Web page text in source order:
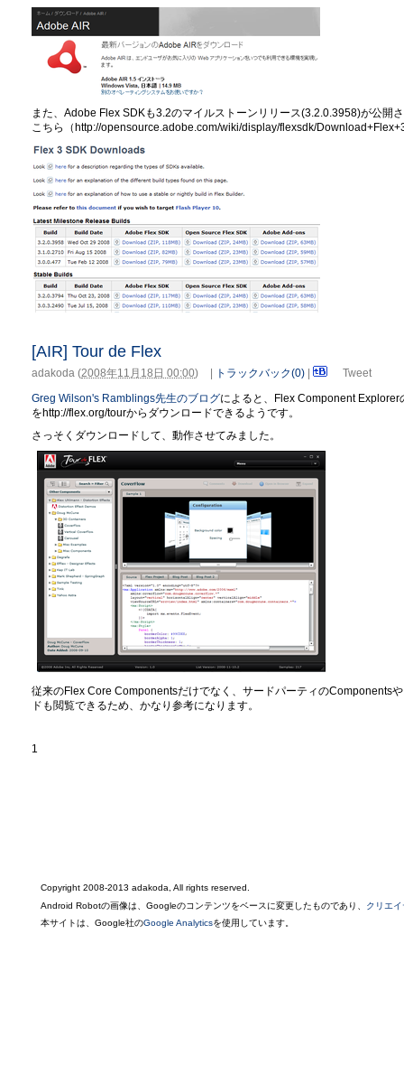
また、Adobe Flex SDKも3.2のマイルストーンリリース(3.2.0.3958)が公開
こちら（http://opensource.adobe.com/wiki/display/flexsdk/
[AIR] Tour de Flex
adakoda (2008年11月18日 00:00) トラックバック(0)
Tweet
Greg Wilson's Ramblings先生のブログによると、Flex Component
をhttp://flex.org/tourからダウンロードできるようです。
さっそくダウンロードして、動作させてみました。
従来のFlex Core Componentsだけでなく、サードパーティのComponents
ドも閲覧できるため、かなり参考になります。
1
Copyright 2008-2013 adakoda, All rights reserved.
Android Robotの画像は、Googleのコンテンツをベースに変更したものであり、 クリエ
本サイトは、Google社のGoogle Analyticsを使用しています。